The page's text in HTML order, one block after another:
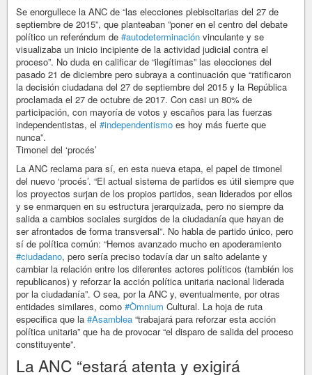
Se enorgullece la ANC de “las elecciones plebiscitarias del 27 de
septiembre de 2015”, que planteaban ”poner en el centro del debate
político un referéndum de #autodeterminación vinculante y se
visualizaba un inicio incipiente de la actividad judicial contra el
proceso”. No duda en calificar de “ilegítimas” las elecciones del
pasado 21 de diciembre pero subraya a continuación que “ratificaron
la decisión ciudadana del 27 de septiembre del 2015 y la República
proclamada el 27 de octubre de 2017. Con casi un 80% de
participación, con mayoría de votos y escaños para las fuerzas
independentistas, el #independentismo es hoy más fuerte que
nunca”.
Timonel del ‘procés’
La ANC reclama para sí, en esta nueva etapa, el papel de timonel
del nuevo ‘procés’. “El actual sistema de partidos es útil siempre que
los proyectos surjan de los propios partidos, sean liderados por ellos
y se enmarquen en su estructura jerarquizada, pero no siempre da
salida a cambios sociales surgidos de la ciudadanía que hayan de
ser afrontados de forma transversal”. No habla de partido único, pero
sí de política común: “Hemos avanzado mucho en apoderamiento
#ciudadano, pero sería preciso todavía dar un salto adelante y
cambiar la relación entre los diferentes actores políticos (también los
republicanos) y reforzar la acción política unitaria nacional liderada
por la ciudadanía”. O sea, por la ANC y, eventualmente, por otras
entidades similares, como #Òmnium Cultural. La hoja de ruta
especifica que la #Asamblea “trabajará para reforzar esta acción
política unitaria” que ha de provocar “el disparo de salida del proceso
constituyente”.
La ANC “estará atenta y exigirá